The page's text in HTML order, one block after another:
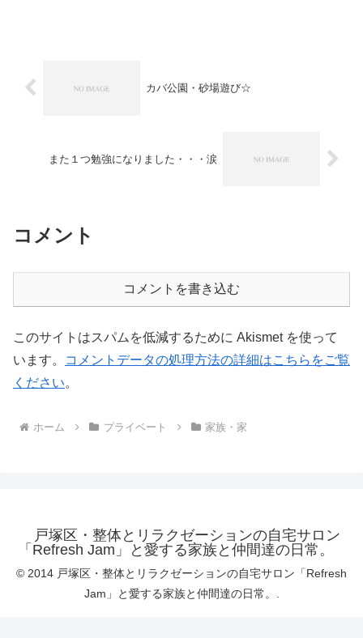
カバ公園・砂場遊び☆
また１つ勉強になりました・・・涙
コメント
コメントを書き込む
このサイトはスパムを低減するために Akismet を使って
います。
コメントデータの処理方法の詳細はこちらをご覧
ください。
ホーム プライベート 家族・家
戸塚区・整体とリラクゼーションの自宅サロン
「Refresh Jam」と愛する家族と仲間達の日常。
© 2014 戸塚区・整体とリラクゼーションの自宅サロン「Refresh
Jam」と愛する家族と仲間達の日常。.